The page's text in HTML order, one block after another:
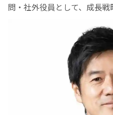
問・社外役員として、成長戦